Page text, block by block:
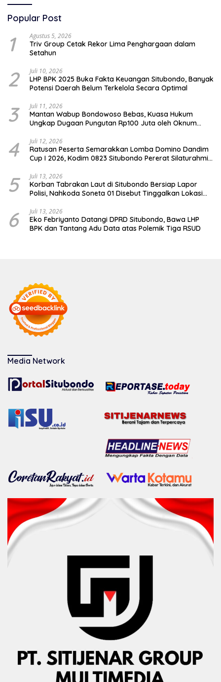
Popular Post
1 Agustus 5, 2026
Triv Group Cetak Rekor Lima Penghargaan dalam
Setahun
2 Juli 10, 2026
LHP BPK 2025 Buka Fakta Keuangan Situbondo, Banyak
Potensi Daerah Belum Terkelola Secara Optimal
3 Juli 11, 2026
Mantan Wabup Bondowoso Bebas, Kuasa Hukum
Ungkap Dugaan Pungutan Rp100 Juta oleh Oknum
4 Juli 12, 2026
Ratusan Peserta Semarakkan Lomba Domino Dandim
Cup I 2026, Kodim 0823 Situbondo Pererat Silaturahmi
5 Juli 13, 2026
Korban Tabrakan Laut di Situbondo Bersiap Lapor
Polisi, Nahkoda Soneta 01 Disebut Tinggalkan Lokasi
6 Juli 13, 2026
Eko Febriyanto Datangi DPRD Situbondo, Bawa LHP
BPK dan Tantang Adu Data atas Polemik Tiga RSUD
Media Network